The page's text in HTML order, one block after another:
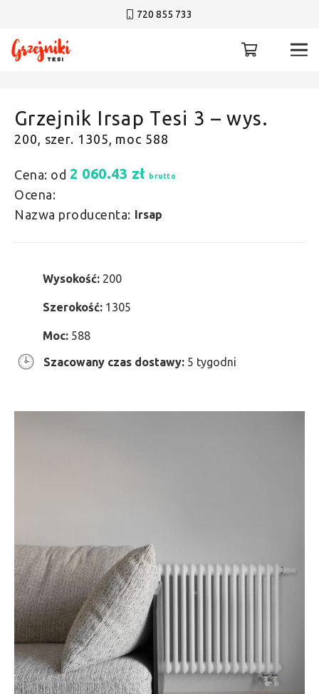
720 855 733
Grzejnik Irsap Tesi 3 – wys.
200, szer. 1305, moc 588
Cena: od 2 060.43 zł brutto
Ocena:
Nazwa producenta: Irsap
Wysokość: 200
Szerokość: 1305
Moc: 588
Szacowany czas dostawy: 5 tygodni